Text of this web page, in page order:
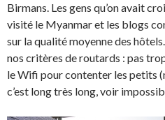
Birmans. Les gens qu’on avait
visité le Myanmar et les blogs
sur la qualité moyenne des
nos critères de routards : pas
le Wifi pour contenter les petits
c’est long très long, voir